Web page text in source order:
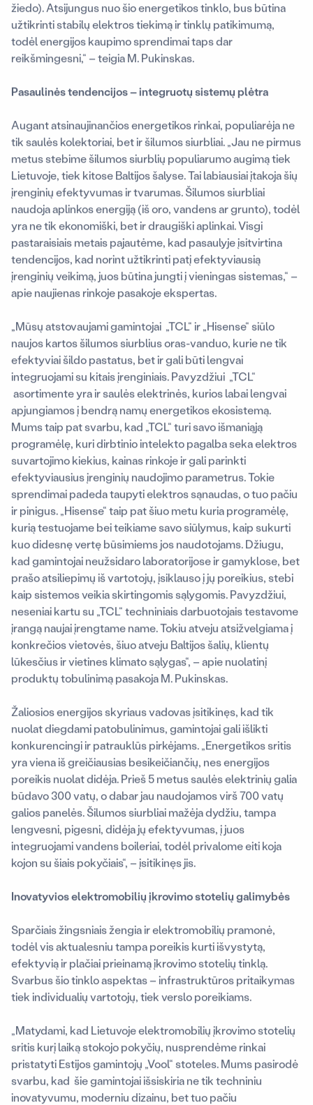
žiedo). Atsijungus nuo šio energetikos tinklo, bus būtina
užtikrinti stabilų elektros tiekimą ir tinklų patikimumą,
todėl energijos kaupimo sprendimai taps dar
reikšmingesni,“ – teigia M. Pukinskas.
Pasaulinės tendencijos – integruotų sistemų plėtra
Augant atsinaujinančios energetikos rinkai, populiarėja ne
tik saulės kolektoriai, bet ir šilumos siurbliai. „Jau ne pirmus
metus stebime šilumos siurblių populiarumo augimą tiek
Lietuvoje, tiek kitose Baltijos šalyse. Tai labiausiai įtakoja šių
įrenginių efektyvumas ir tvarumas. Šilumos siurbliai
naudoja aplinkos energiją (iš oro, vandens ar grunto), todėl
yra ne tik ekonomiški, bet ir draugiški aplinkai. Visgi
pastaraisiais metais pajautėme, kad pasaulyje įsitvirtina
tendencijos, kad norint užtikrinti patį efektyviausią
įrenginių veikimą, juos būtina jungti į vieningas sistemas,“ –
apie naujienas rinkoje pasakoje ekspertas.
„Mūsų atstovaujami gamintojai „TCL“ ir „Hisense“ siūlo
naujos kartos šilumos siurblius oras-vanduo, kurie ne tik
efektyviai šildo pastatus, bet ir gali būti lengvai
integruojami su kitais įrenginiais. Pavyzdžiui „TCL“
asortimente yra ir saulės elektrinės, kurios labai lengvai
apjungiamos į bendrą namų energetikos ekosistemą.
Mums taip pat svarbu, kad „TCL“ turi savo išmaniąją
programėlę, kuri dirbtinio intelekto pagalba seka elektros
suvartojimo kiekius, kainas rinkoje ir gali parinkti
efektyviausius įrenginių naudojimo parametrus. Tokie
sprendimai padeda taupyti elektros sąnaudas, o tuo pačiu
ir pinigus. „Hisense“ taip pat šiuo metu kuria programėlę,
kurią testuojame bei teikiame savo siūlymus, kaip sukurti
kuo didesnę vertę būsimiems jos naudotojams. Džiugu,
kad gamintojai neužsidaro laboratorijose ir gamyklose, bet
prašo atsiliepimų iš vartotojų, įsiklauso į jų poreikius, stebi
kaip sistemos veikia skirtingomis sąlygomis. Pavyzdžiui,
neseniai kartu su „TCL“ techniniais darbuotojais testavome
įrangą naujai įrengtame name. Tokiu atveju atsižvelgiama į
konkrečios vietovės, šiuo atveju Baltijos šalių, klientų
lūkesčius ir vietines klimato sąlygas“, – apie nuolatinį
produktų tobulinimą pasakoja M. Pukinskas.
Žaliosios energijos skyriaus vadovas įsitikinęs, kad tik
nuolat diegdami patobulinimus, gamintojai gali išlikti
konkurencingi ir patrauklūs pirkėjams. „Energetikos sritis
yra viena iš greičiausias besikeičiančių, nes energijos
poreikis nuolat didėja. Prieš 5 metus saulės elektrinių galia
būdavo 300 vatų, o dabar jau naudojamos virš 700 vatų
galios panelės. Šilumos siurbliai mažėja dydžiu, tampa
lengvesni, pigesni, didėja jų efektyvumas, į juos
integruojami vandens boileriai, todėl privalome eiti koja
kojon su šiais pokyčiais“, – įsitikinęs jis.
Inovatyvios elektromobilių įkrovimo stotelių galimybės
Sparčiais žingsniais žengia ir elektromobilių pramonė,
todėl vis aktualesniu tampa poreikis kurti išvystytą,
efektyvią ir plačiai prieinamą įkrovimo stotelių tinklą.
Svarbus šio tinklo aspektas – infrastruktūros pritaikymas
tiek individualių vartotojų, tiek verslo poreikiams.
„Matydami, kad Lietuvoje elektromobilių įkrovimo stotelių
sritis kurį laiką stokojo pokyčių, nusprendėme rinkai
pristatyti Estijos gamintojų „Vool“ stoteles. Mums pasirodė
svarbu, kad šie gamintojai išsiskiria ne tik techniniu
inovatyvumu, moderniu dizainu, bet tuo pačiu